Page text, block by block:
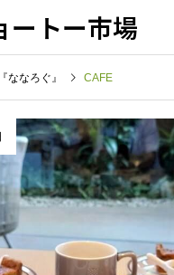
ートー市場
ななろぐ』 CAFE